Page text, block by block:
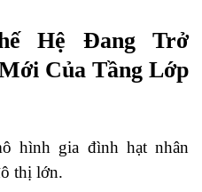
Hệ Đang Trở
Của Tầng Lớp
hình gia đình hạt nhân
thị lớn.